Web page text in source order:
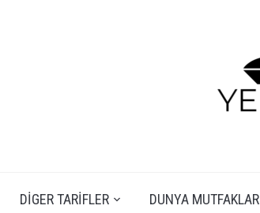
DIGER TARIFLER DUNYA